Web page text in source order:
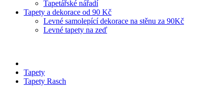
Tapetářské nářadí
Tapety a dekorace od 90 Kč
Levné samolepící dekorace na stěnu za 90Kč
Levné tapety na zeď
Tapety
Tapety Rasch